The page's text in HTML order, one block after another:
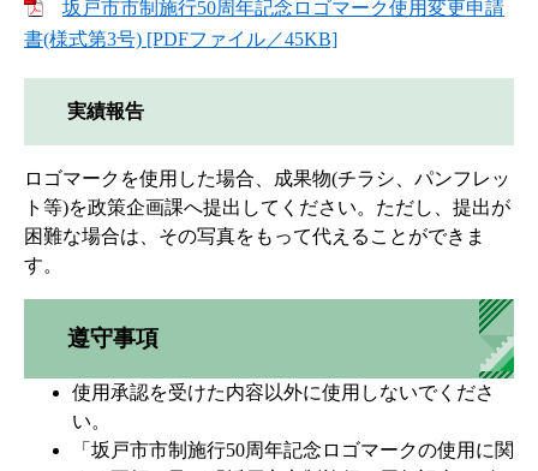
坂戸市市制施行50周年記念ロゴマーク使用変更申請
書(様式第3号) [PDFファイル／45KB]
実績報告
ロゴマークを使用した場合、成果物(チラシ、パンフレッ
ト等)を政策企画課へ提出してください。ただし、提出が
困難な場合は、その写真をもって代えることができま
す。​​
​遵守事項
使用承認を受けた内容以外に使用しないでくださ
い。
「坂戸市市制施行50周年記念ロゴマークの使用に関